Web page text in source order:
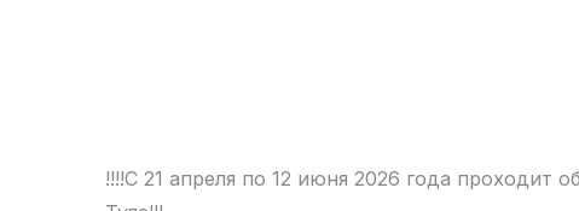
!!!!С 21 апреля по 12 июня 2026 года проходит